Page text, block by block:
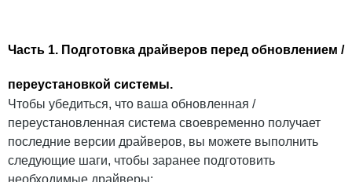
Часть 1. Подготовка драйверов перед обновлением /
переустановкой системы.
Чтобы убедиться, что ваша обновленная /
переустановленная система своевременно получает
последние версии драйверов, вы можете выполнить
следующие шаги, чтобы заранее подготовить
необходимые драйверы: